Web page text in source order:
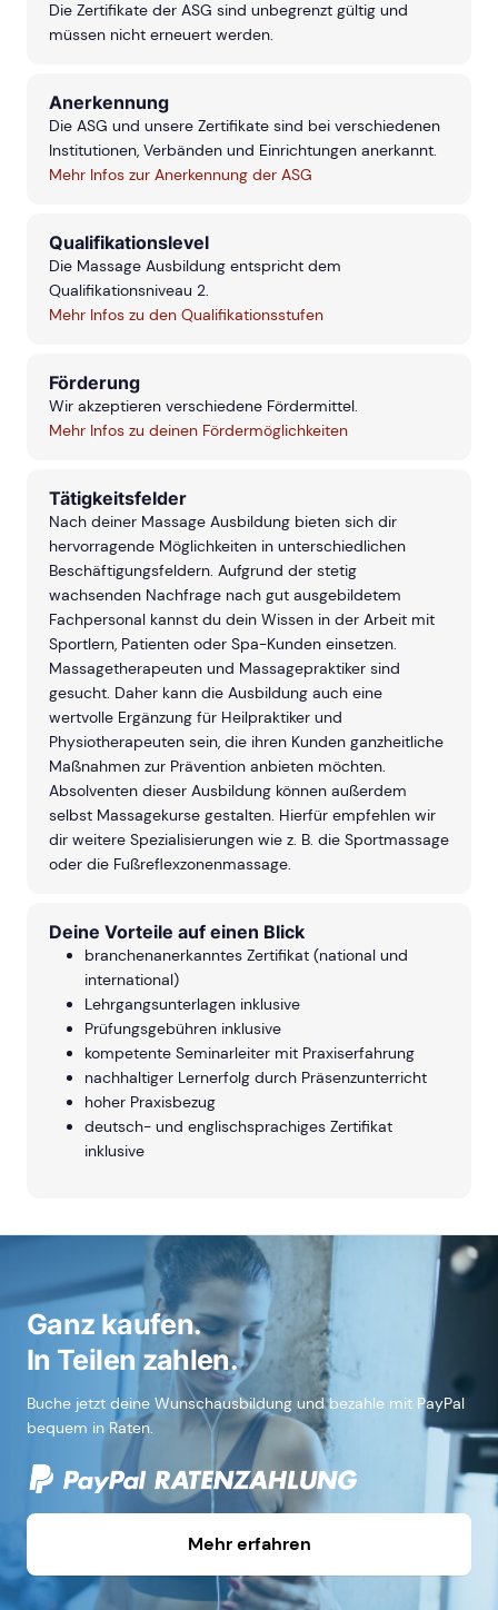
Die Zertifikate der ASG sind unbegrenzt gültig und
müssen nicht erneuert werden.
Anerkennung
Die ASG und unsere Zertifikate sind bei verschiedenen
Institutionen, Verbänden und Einrichtungen anerkannt.
Mehr Infos zur Anerkennung der ASG
Qualifikationslevel
Die Massage Ausbildung entspricht dem
Qualifikationsniveau 2.
Mehr Infos zu den Qualifikationsstufen
Förderung
Wir akzeptieren verschiedene Fördermittel.
Mehr Infos zu deinen Fördermöglichkeiten
Tätigkeitsfelder
Nach deiner Massage Ausbildung bieten sich dir
hervorragende Möglichkeiten in unterschiedlichen
Beschäftigungsfeldern. Aufgrund der stetig
wachsenden Nachfrage nach gut ausgebildetem
Fachpersonal kannst du dein Wissen in der Arbeit mit
Sportlern, Patienten oder Spa-Kunden einsetzen.
Massagetherapeuten und Massagepraktiker sind
gesucht. Daher kann die Ausbildung auch eine
wertvolle Ergänzung für Heilpraktiker und
Physiotherapeuten sein, die ihren Kunden ganzheitliche
Maßnahmen zur Prävention anbieten möchten.
Absolventen dieser Ausbildung können außerdem
selbst Massagekurse gestalten. Hierfür empfehlen wir
dir weitere Spezialisierungen wie z. B. die Sportmassage
oder die Fußreflexzonenmassage.
Deine Vorteile auf einen Blick
branchenanerkanntes Zertifikat (national und
international)
Lehrgangsunterlagen inklusive
Prüfungsgebühren inklusive
kompetente Seminarleiter mit Praxiserfahrung
nachhaltiger Lernerfolg durch Präsenzunterricht
hoher Praxisbezug
deutsch- und englischsprachiges Zertifikat
inklusive
Ganz kaufen.
In Teilen zahlen.
Buche jetzt deine Wunschausbildung und bezahle mit PayPal
bequem in Raten.
Mehr erfahren